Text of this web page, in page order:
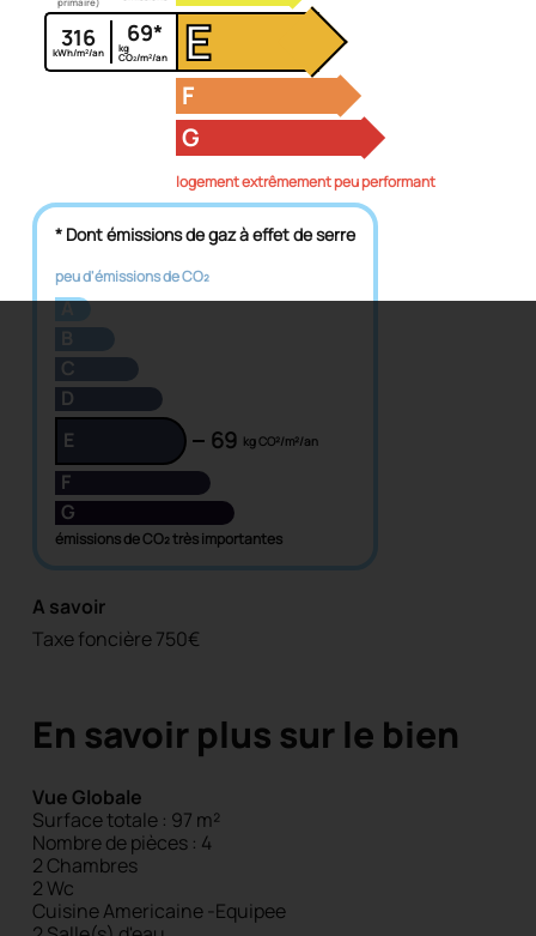
316
kWh/m²/an
69*
kg
CO₂/m²/an E
F
G
logement extrêmement peu performant
* Dont émissions de gaz à effet de serre
peu d'émissions de CO₂
A
B
C
D
E
69 kg CO²/m²/an
F
G
émissions de CO₂ très importantes
A savoir
Taxe foncière 750€
En savoir plus sur le bien
Vue Globale
Surface totale : 97 m²
Nombre de pièces : 4
2 Chambres
2 Wc
Cuisine Americaine -Equipee